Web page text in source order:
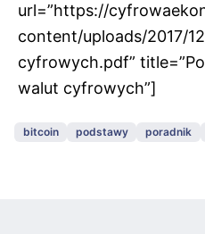
url=”https://
content/uploads/2017/
cyfrowych.pdf”
walut cyfrowych”]
bitcoin podstawy poradnik